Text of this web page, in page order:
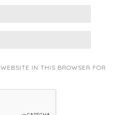
IN THIS BROWSER FOR